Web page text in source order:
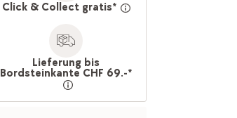
Click & Collect gratis*
Lieferung bis
Bordsteinkante CHF 69.-*